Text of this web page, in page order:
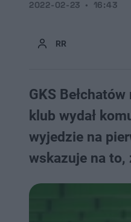
RR
2022-02-23 16:43
GKS
klub wydał
wyjedzie na
wskazuje na to,